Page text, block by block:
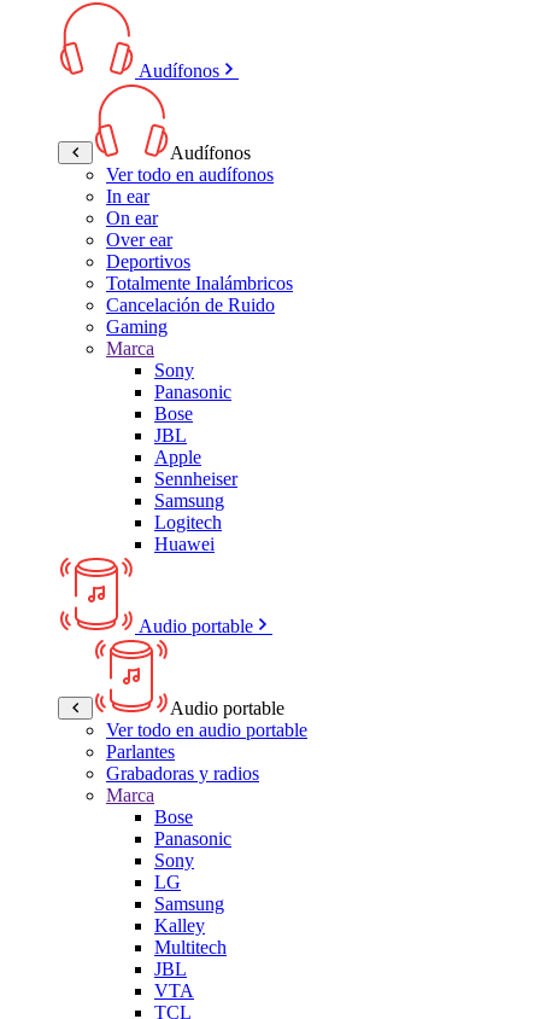
Audífonos
Audífonos
Ver todo en audífonos
In ear
On ear
Over ear
Deportivos
Totalmente Inalámbricos
Cancelación de Ruido
Gaming
Marca
Sony
Panasonic
Bose
JBL
Apple
Sennheiser
Samsung
Logitech
Huawei
Audio portable
Audio portable
Ver todo en audio portable
Parlantes
Grabadoras y radios
Marca
Bose
Panasonic
Sony
LG
Samsung
Kalley
Multitech
JBL
VTA
TCL